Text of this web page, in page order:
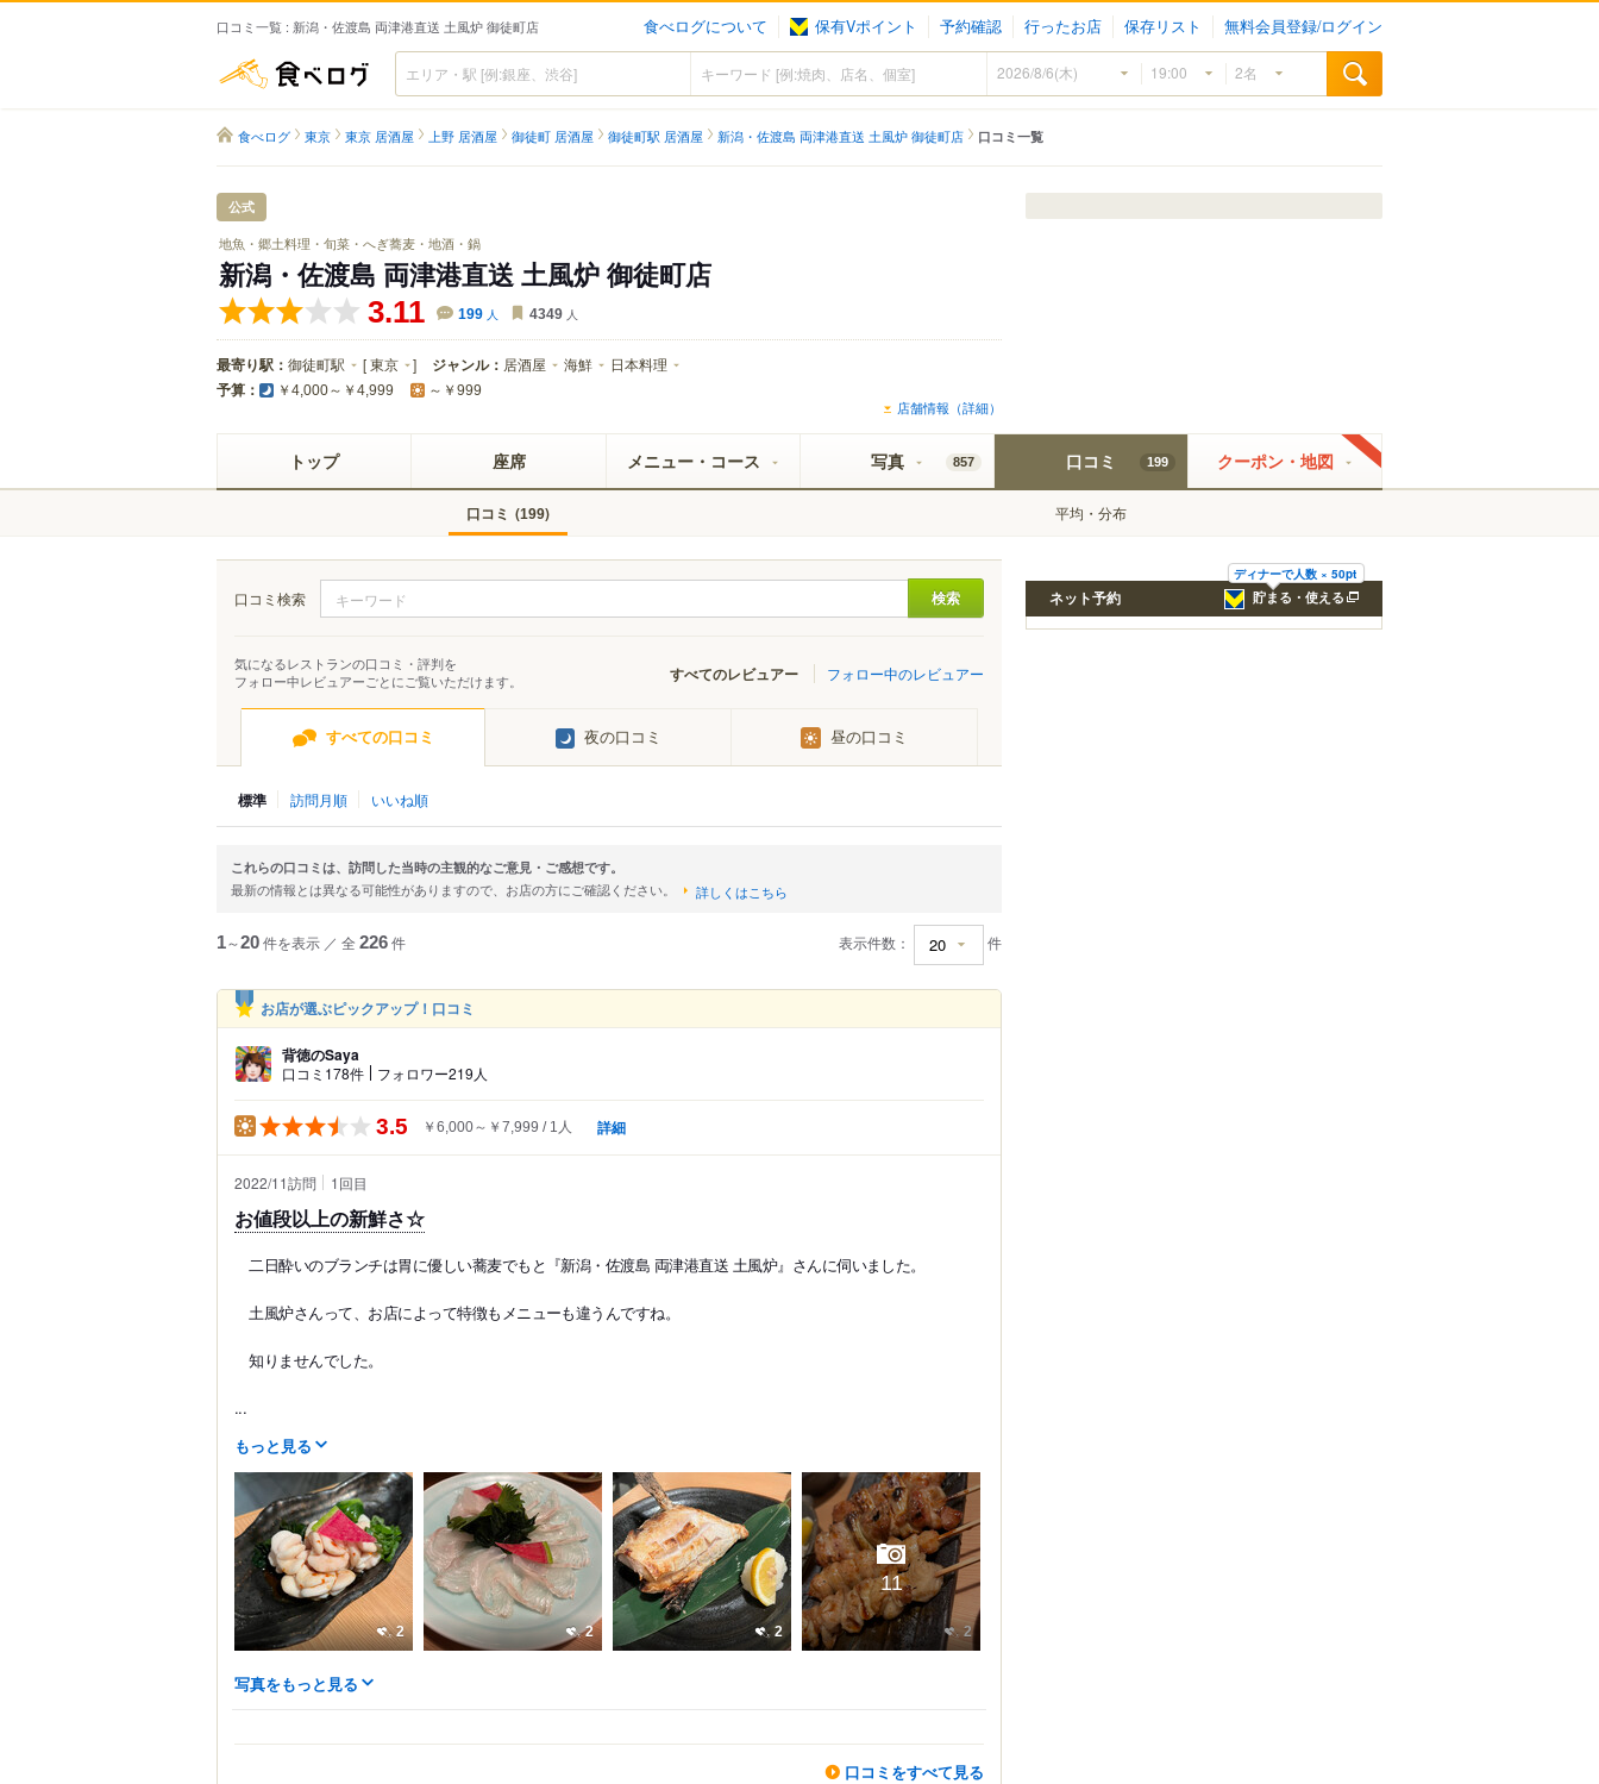
口コミ一覧 : 新潟・佐渡島 両津港直送 土風炉 御徒町店 食べログについて 保有Vポイント 予約確認 行ったお店 保存リスト 無料会員登録/ログイン
食べログ
食べログ 東京 東京 居酒屋 上野 居酒屋 御徒町 居酒屋 御徒町駅 居酒屋 新潟・佐渡島 両津港直送 土風炉 御徒町店 口コミ一覧
公式
地魚・郷土料理・旬菜・へぎ蕎麦・地酒・鍋
新潟・佐渡島 両津港直送 土風炉 御徒町店
3.11 199 人 4349 人
最寄り駅： 御徒町駅 [東京 ] ジャンル： 居酒屋 海鮮 日本料理
予算： ￥4,000～￥4,999 ～￥999
店舗情報（詳細）
トップ 座席 メニュー・コース 写真 857 口コミ 199
口コミ (199) 平均・分布
クーポン・地図
口コミ検索
気になるレストランの口コミ・評判を
フォロー中レビュアーごとにご覧いただけます。
すべてのレビュアー フォロー中のレビュアー
すべての口コミ 夜の口コミ 昼の口コミ
標準 訪問月順 いいね順
これらの口コミは、訪問した当時の主観的なご意見・ご感想です。
最新の情報とは異なる可能性がありますので、お店の方にご確認ください。 詳しくはこちら
1～20件を表示 ／ 全 226件 表示件数： 件
お店が選ぶピックアップ！口コミ
背徳のSaya
口コミ178件 フォロワー219人
3.5 ￥6,000～￥7,999 1人 詳細
2022/11訪問 1回目
お値段以上の新鮮さ☆
二日酔いのブランチは胃に優しい蕎麦でもと『新潟・佐渡島 両津港直送 土風炉』さんに伺いました。
土風炉さんって、お店によって特徴もメニューも違うんですね。
知りませんでした。
...
もっと見る
2 2 2 2
11
写真をもっと見る
口コミをすべて見る
ディナーで人数 × 50pt
貯まる・使える
ネット予約